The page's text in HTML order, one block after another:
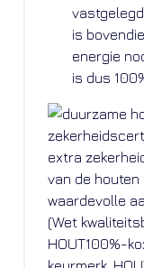
is
energie
is dus